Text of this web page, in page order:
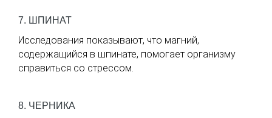
7. ШПИНАТ
Исследования показывают, что магний,
содержащийся в шпинате, помогает организму
справиться со стрессом.
8. ЧЕРНИКА